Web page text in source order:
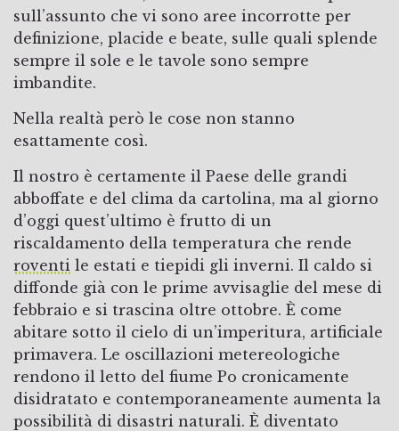
sull’assunto che vi sono aree incorrotte per
definizione, placide e beate, sulle quali splende
sempre il sole e le tavole sono sempre
imbandite.
Nella realtà però le cose non stanno
esattamente così.
Il nostro è certamente il Paese delle grandi
abboffate e del clima da cartolina, ma al giorno
d’oggi quest’ultimo è frutto di un
riscaldamento della temperatura che rende
roventi le estati e tiepidi gli inverni. Il caldo si
diffonde già con le prime avvisaglie del mese di
febbraio e si trascina oltre ottobre. È come
abitare sotto il cielo di un’imperitura, artificiale
primavera. Le oscillazioni metereologiche
rendono il letto del fiume Po cronicamente
disidratato e contemporaneamente aumenta la
possibilità di disastri naturali. È diventato